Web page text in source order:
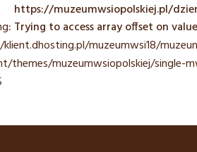
https://muzeumwsiopolskiej.pl/
: Trying to access array offset on
muzeumwsi18/
themes/muzeumwsiopolskiej/single-